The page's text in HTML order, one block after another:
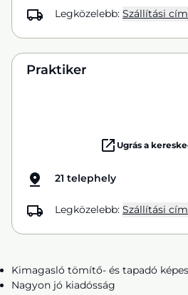
Legközelebb: Szállítási cím
Praktiker
Ugrás a
21 telephely
Legközelebb: Szállítási cím
Kimagasló tömítő- és tapadó
Nagyon jó kiadósság